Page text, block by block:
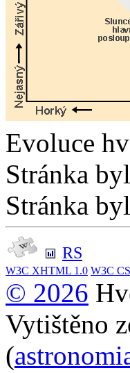
Evoluce
Stránka
Stránka
RS
W3C XHTML 1.0 W3C
© 2026
Vytištěno
(